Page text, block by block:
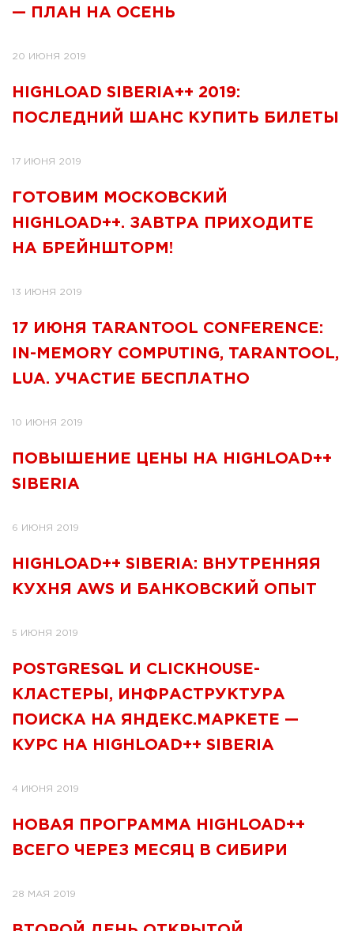
— ПЛАН НА ОСЕНЬ
20 ИЮНЯ 2019
HIGHLOAD SIBERIA++ 2019:
ПОСЛЕДНИЙ ШАНС КУПИТЬ БИЛЕТЫ
17 ИЮНЯ 2019
ГОТОВИМ МОСКОВСКИЙ
HIGHLOAD++. ЗАВТРА ПРИХОДИТЕ
НА БРЕЙНШТОРМ!
13 ИЮНЯ 2019
17 ИЮНЯ TARANTOOL CONFERENCE:
IN-MEMORY COMPUTING, TARANTOOL,
LUA. УЧАСТИЕ БЕСПЛАТНО
10 ИЮНЯ 2019
ПОВЫШЕНИЕ ЦЕНЫ НА HIGHLOAD++
SIBERIA
6 ИЮНЯ 2019
HIGHLOAD++ SIBERIA: ВНУТРЕННЯЯ
КУХНЯ AWS И БАНКОВСКИЙ ОПЫТ
5 ИЮНЯ 2019
POSTGRESQL И CLICKHOUSE-
КЛАСТЕРЫ, ИНФРАСТРУКТУРА
ПОИСКА НА ЯНДЕКС.МАРКЕТЕ —
КУРС НА HIGHLOAD++ SIBERIA
4 ИЮНЯ 2019
НОВАЯ ПРОГРАММА HIGHLOAD++
ВСЕГО ЧЕРЕЗ МЕСЯЦ В СИБИРИ
28 МАЯ 2019